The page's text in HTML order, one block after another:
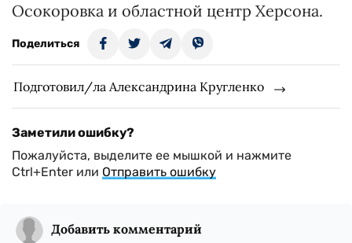
Осокоровка и областной центр Херсона.
Поделиться
Подготовил/ла Александрина Кругленко
Заметили ошибку?
Пожалуйста, выделите ее мышкой и нажмите
Ctrl+Enter или Отправить ошибку
Добавить комментарий